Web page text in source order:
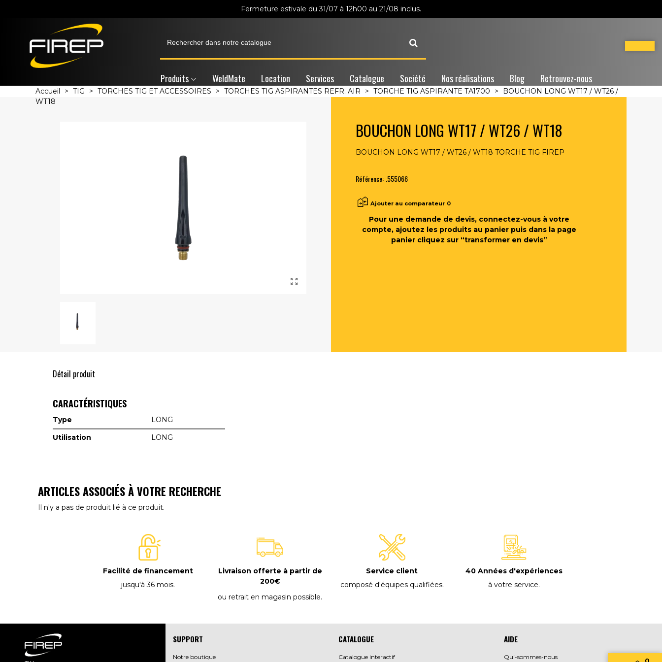
Fermeture estivale du 31/07 à 12h00 au 21/08 inclus.
Produits WeldMate Location Services Catalogue Société Nos réalisations Blog Retrouvez-nous
Accueil > TIG > TORCHES TIG ET ACCESSOIRES > TORCHES TIG ASPIRANTES REFR. AIR > TORCHE TIG ASPIRANTE TA1700 >
BOUCHON LONG WT17 / WT26 /
WT18
BOUCHON LONG WT17 / WT26 / WT18
BOUCHON LONG WT17 / WT26 / WT18 TORCHE TIG FIREP
Référence: .555066
Ajouter au comparateur 0
Pour une demande de devis, connectez-vous à votre
compte, ajoutez les produits au panier puis dans la page
panier cliquez sur “transformer en devis”
Détail produit
CARACTÉRISTIQUES
Type
LONG
Utilisation
LONG
ARTICLES ASSOCIÉS À VOTRE RECHERCHE
Il n'y a pas de produit lié à ce produit.
Facilité de financement
jusqu'à 36 mois.
Livraison offerte à partir de
200€
ou retrait en magasin possible.
Service client
composé d'équipes qualifiées.
40 Années d'expériences
à votre service.
AIDE
Qui-sommes-nous
CATALOGUE
Catalogue interactif
SUPPORT
Notre boutique